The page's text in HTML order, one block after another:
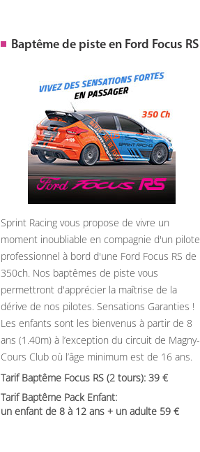
Baptême de piste en Ford Focus RS
Sprint Racing vous propose de vivre un
moment inoubliable en compagnie d'un pilote
professionnel à bord d'une Ford Focus RS de
350ch. Nos baptêmes de piste vous
permettront d'apprécier la maîtrise de la
dérive de nos pilotes. Sensations Garanties !
Les enfants sont les bienvenus à partir de 8
ans (1.40m) à l’exception du circuit de Magny-
Cours Club où l’âge minimum est de 16 ans.
Tarif Baptême Focus RS (2 tours): 39
Tarif Baptême Pack Enfant:
un enfant de 8 à 12 ans + un adulte 59